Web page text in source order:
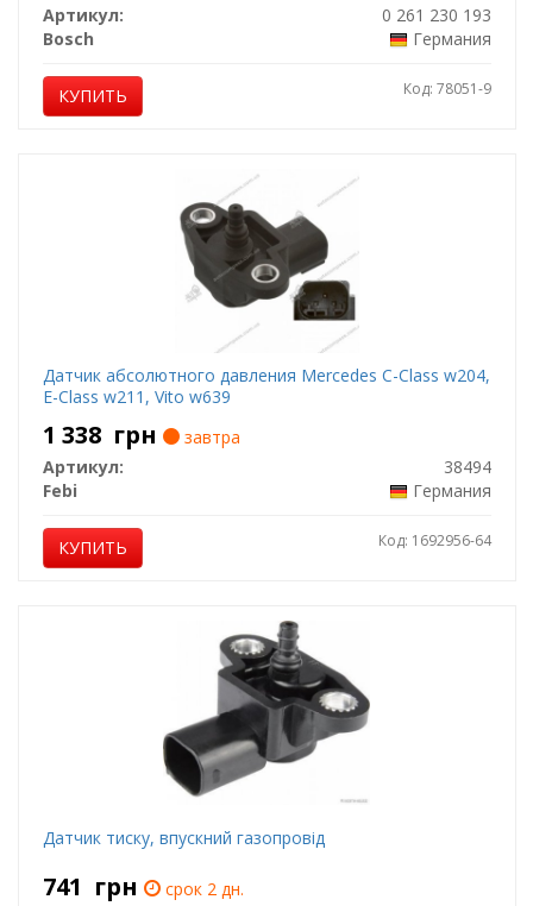
Артикул:
0 261 230 193
Bosch
Германия
КУПИТЬ Код: 78051-9
Датчик абсолютного давления Mercedes C-Class w204,
E-Class w211, Vito w639
1 338 грн
завтра
Артикул:
38494
Febi
Германия
КУПИТЬ Код: 1692956-64
Датчик тиску, впускний газопровід
741 грн
срок 2 дн.